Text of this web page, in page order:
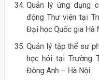
Quản lý ứng dụng
động Thư viện tại
Đại học Quốc gia Hà
Quản lý tập thể sư
học hỏi tại Trường
Đông Anh – Hà Nội.